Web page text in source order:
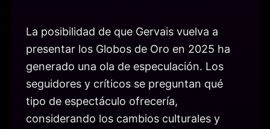
La posibilidad de que Gervais vuelva a
presentar los Globos de Oro en 2025 ha
generado una ola de especulación. Los
seguidores y críticos se preguntan qué
tipo de espectáculo ofrecería,
considerando los cambios culturales y